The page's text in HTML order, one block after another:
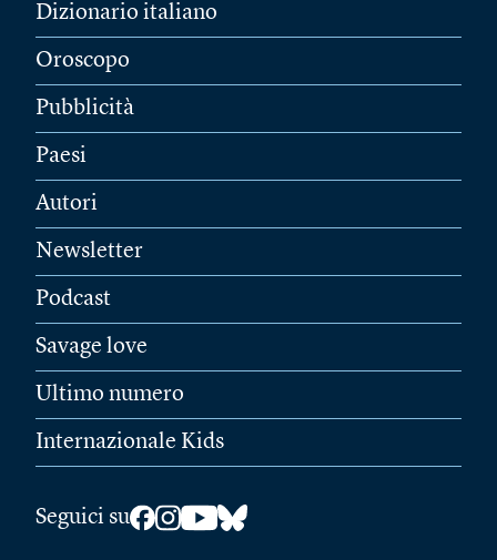
Dizionario italiano
Oroscopo
Pubblicità
Paesi
Autori
Newsletter
Podcast
Savage love
Ultimo numero
Internazionale Kids
Seguici su